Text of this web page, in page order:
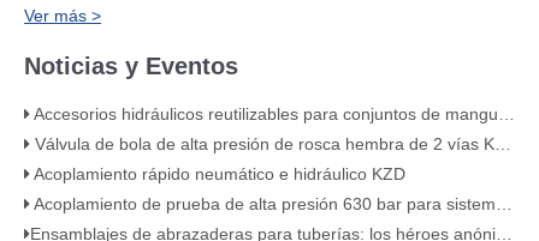
Ver más >
Noticias y Eventos
Accesorios hidráulicos reutilizables para conjuntos de mangueras de alta presión
Válvula de bola de alta presión de rosca hembra de 2 vías KHB de acero al carbono – KHB-G3/4
Acoplamiento rápido neumático e hidráulico KZD
Acoplamiento de prueba de alta presión 630 bar para sistemas hidráulicos
​Ensamblajes de abrazaderas para tuberías: los héroes anónimos de su sistema de tuberías​